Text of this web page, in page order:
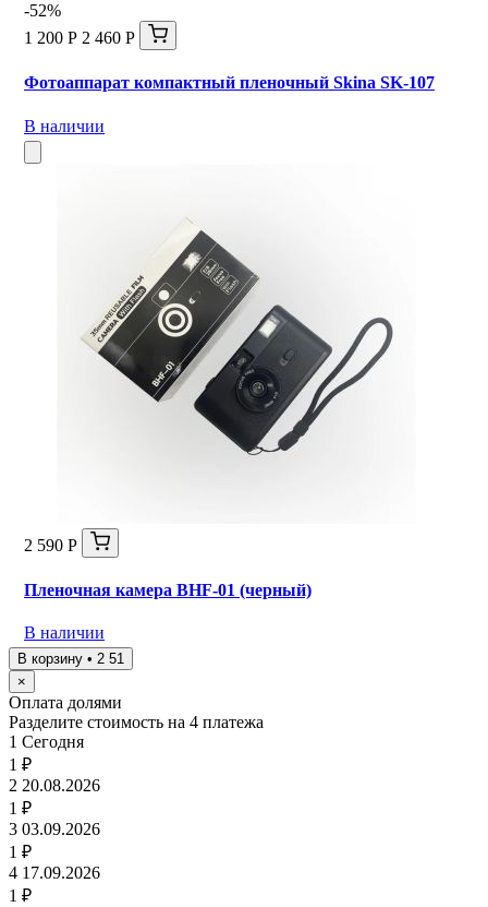
-52%
1 200 Р 2 460 Р
Фотоаппарат компактный пленочный Skina SK-107
В наличии
2 590 Р
Пленочная камера BHF-01 (черный)
В наличии
В корзину • 2 51
×
Оплата долями
Разделите стоимость на 4 платежа
1 Сегодня
1 ₽
2 20.08.2026
1 ₽
3 03.09.2026
1 ₽
4 17.09.2026
1 ₽